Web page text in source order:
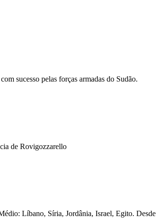
sucesso pelas forças armadas do Sudão.
de Rovigozzarello
Líbano, Síria, Jordânia, Israel, Egito. Desde